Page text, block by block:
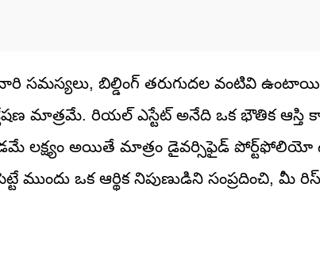
సమస్యలు, బిల్డింగ్ తరుగుదల వంటివి
మాత్రమే. రియల్ ఎస్టేట్ అనేది ఒక భౌతిక ఆస్తి
లక్ష్యం అయితే మాత్రం డైవర్సిఫైడ్ పోర్ట్‌ఫోలియో
ముందు ఒక ఆర్థిక నిపుణుడిని సంప్రదించి, మీ